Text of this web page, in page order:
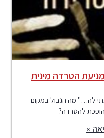
הטרדה מינית
לה…" מה הגבול במקום
להטרדה?
»